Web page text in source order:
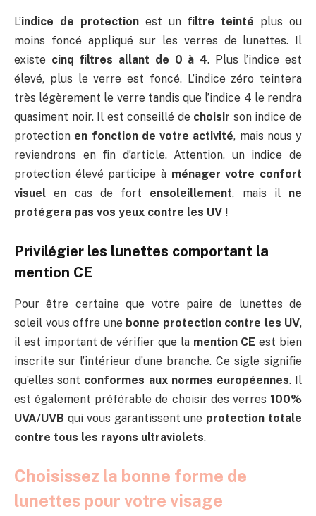
L’indice de protectionest un filtre teinté plus ou
moins foncé appliqué sur les verres de lunettes. Il
existe cinq filtres allant de 0 à 4. Plus l’indice est
élevé, plus le verre est foncé. L’indice zéro teintera
très légèrement le verre tandis que l’indice 4 le rendra
quasiment noir. Il est conseillé de choisir son indice de
protection en fonction de votre activité, mais nous y
reviendrons en fin d’article. Attention, un indice de
protection élevé participe à ménager votre confort
visuel en cas de fort ensoleillement, mais il ne
protégera pas vos yeux contre les UV !
Privilégier les lunettes comportant la
mention CE
Pour être certaine que votre paire de lunettes de
soleil vous offre une bonne protection contre les UV,
il est important de vérifier que la mention CE est bien
inscrite sur l’intérieur d’une branche. Ce sigle signifie
qu’elles sont conformes aux normes européennes. Il
est également préférable de choisir des verres 100%
UVA/UVB qui vous garantissent une protection totale
contre tous les rayons ultraviolets.
Choisissez la bonne forme de
lunettes pour votre visage